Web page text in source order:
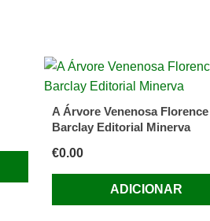
A Árvore Venenosa Florence
Barclay Editorial Minerva
€0.00
ADICIONAR